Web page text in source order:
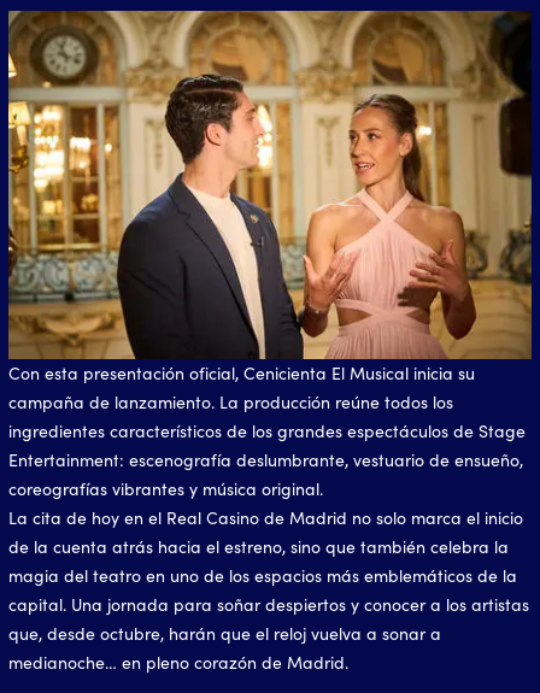
Con esta presentación oficial, Cenicienta El Musical inicia su
campaña de lanzamiento. La producción reúne todos los
ingredientes característicos de los grandes espectáculos de Stage
Entertainment: escenografía deslumbrante, vestuario de ensueño,
coreografías vibrantes y música original.
La cita de hoy en el Real Casino de Madrid no solo marca el inicio
de la cuenta atrás hacia el estreno, sino que también celebra la
magia del teatro en uno de los espacios más emblemáticos de la
capital. Una jornada para soñar despiertos y conocer a los artistas
que, desde octubre, harán que el reloj vuelva a sonar a
medianoche… en pleno corazón de Madrid.